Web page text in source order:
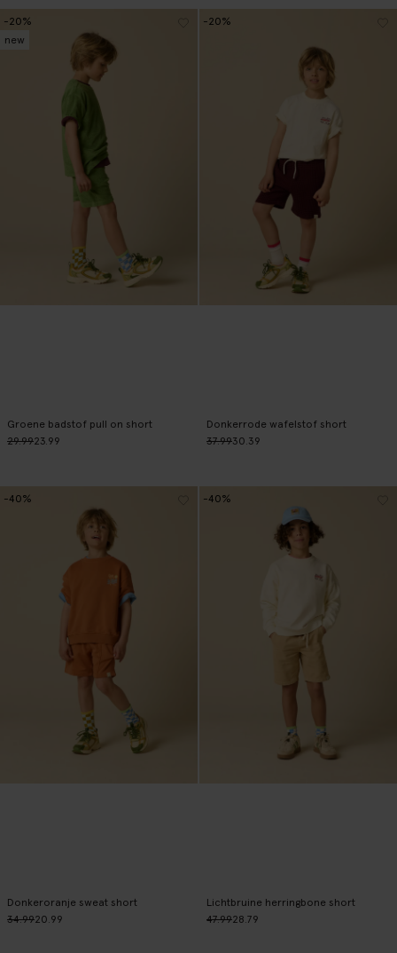
Groene badstof pull on short
29.9923.99
-20%
new
Donkerrode wafelstof short
37.9930.39
-20%
Donkeroranje sweat short
34.9920.99
-40%
Lichtbruine herringbone short
47.9928.79
-40%